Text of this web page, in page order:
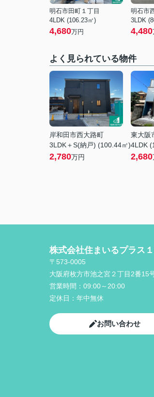
明石市田町１丁目
4LDK (106.23㎡)
4,680万円
明石市
3LDK
4,480
よく見られている物件
岸和田市西大路町
3LDK＋S(納戸) (100.44㎡)
2,780万円
東大阪
4LDK
2,680
株式会社住まいるプラス
〒573-0005
大阪府枚方市池之宮２丁目2番15
営業時間： 09:00～20:00
定休日： 年中無休
お問い合わせ